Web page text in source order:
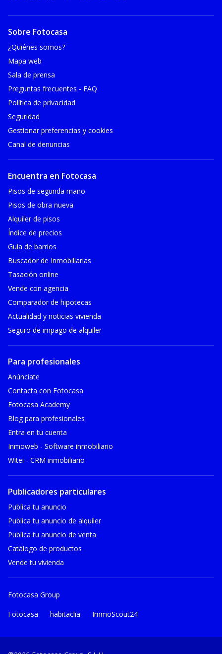
Sobre Fotocasa
¿Quiénes somos?
Mapa web
Sala de prensa
Preguntas frecuentes - FAQ
Política de privacidad
Seguridad
Gestionar preferencias y cookies
Canal de denuncias
Encuentra en Fotocasa
Pisos de segunda mano
Pisos de obra nueva
Alquiler de pisos
Índice de precios
Guía de barrios
Buscador de Inmobiliarias
Tasación online
Vende con agencia
Comparador de hipotecas
Actualidad y noticias vivienda
Seguro de impago de alquiler
Para profesionales
Anúnciate
Contacta con Fotocasa
Fotocasa Academy
Blog para profesionales
Entra en tu cuenta
Inmoweb - Software inmobiliario
Witei - CRM inmobiliario
Publicadores particulares
Publica tu anuncio
Publica tu anuncio de alquiler
Publica tu anuncio de venta
Catálogo de productos
Vende tu vivienda
Fotocasa Group
Fotocasa habitaclia ImmoScout24